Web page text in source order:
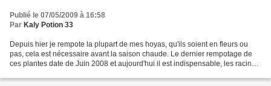
Publié le 07/05/2009 à 16:58
Par Kaly Potion 33
Depuis hier je rempote la plupart de mes hoyas, qu'ils soient en fleurs ou
pas, cela est nécessaire avant la saison chaude. Le dernier rempotage de
ces plantes date de Juin 2008 et aujourd'hui il est indispensable, les racines